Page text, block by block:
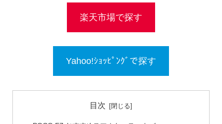
楽天市場で探す
Yahoo!ｼｮｯﾋﾟﾝｸﾞで探す
目次